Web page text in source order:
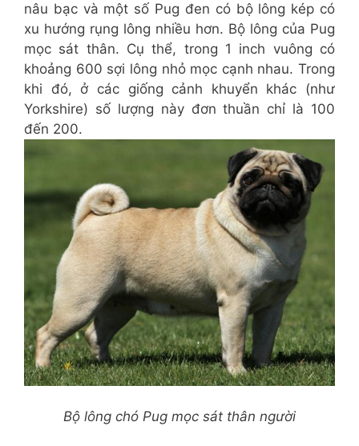
nâu bạc và một số Pug đen có bộ lông kép có
xu hướng rụng lông nhiều hơn. Bộ lông của Pug
mọc sát thân. Cụ thể, trong 1 inch vuông có
khoảng 600 sợi lông nhỏ mọc cạnh nhau. Trong
khi đó, ở các giống cảnh khuyển khác (như
Yorkshire) số lượng này đơn thuần chỉ là 100
đến 200.
Bộ lông chó Pug mọc sát thân người